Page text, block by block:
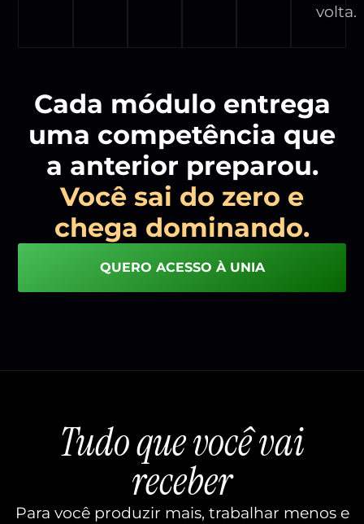
volta.
Cada módulo entrega
uma competência que
a anterior preparou.
Você sai do zero e
chega dominando.
QUERO ACESSO À UNIA
Tudo que você vai
receber
Para você produzir mais, trabalhar menos e